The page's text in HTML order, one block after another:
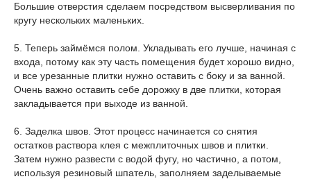
Большие отверстия сделаем посредством высверливания по
кругу нескольких маленьких.
5. Теперь займёмся полом. Укладывать его лучше, начиная с
входа, потому как эту часть помещения будет хорошо видно,
и все урезанные плитки нужно оставить с боку и за ванной.
Очень важно оставить себе дорожку в две плитки, которая
закладывается при выходе из ванной.
6. Заделка швов. Этот процесс начинается со снятия
остатков раствора клея с межплиточных швов и плитки.
Затем нужно развести с водой фугу, но частично, а потом,
используя резиновый шпатель, заполняем заделываемые